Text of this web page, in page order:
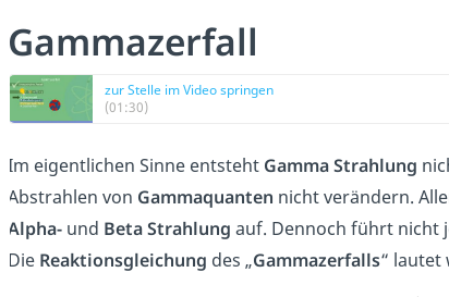
Gammazerfall
zur Stelle im Video springen
(01:30)
Im eigentlichen Sinne entsteht Gamma Strahlung
Abstrahlen von Gammaquanten nicht verändern.
Alpha-und Beta Strahlung auf. Dennoch führt nicht
Die Reaktionsgleichung des „Gammazerfalls“ lautet